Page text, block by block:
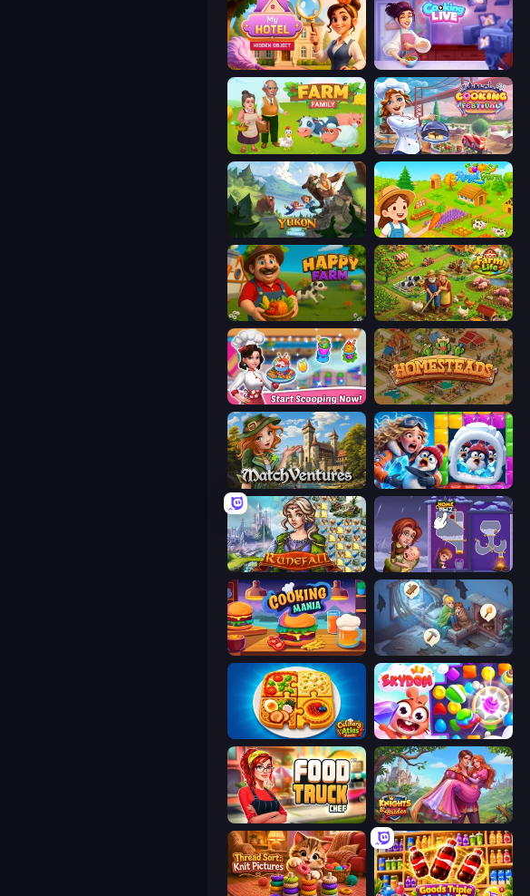
Hidden Object: My Hotel Cooking Live
Farm Family Cooking Festival
Yukon: Family Adventure Royal Farm
Happy Farm Farm Life
Ice Cream Fever: Cooking Game Homesteads: Dream Farm
MatchVentures Captain Blast
Runefall Home Pin 2
Cooking Mania Merge Haven
Culinary Atlas Skydom
Food Truck Chef™: A Fun Cooking Game Knights & Brides